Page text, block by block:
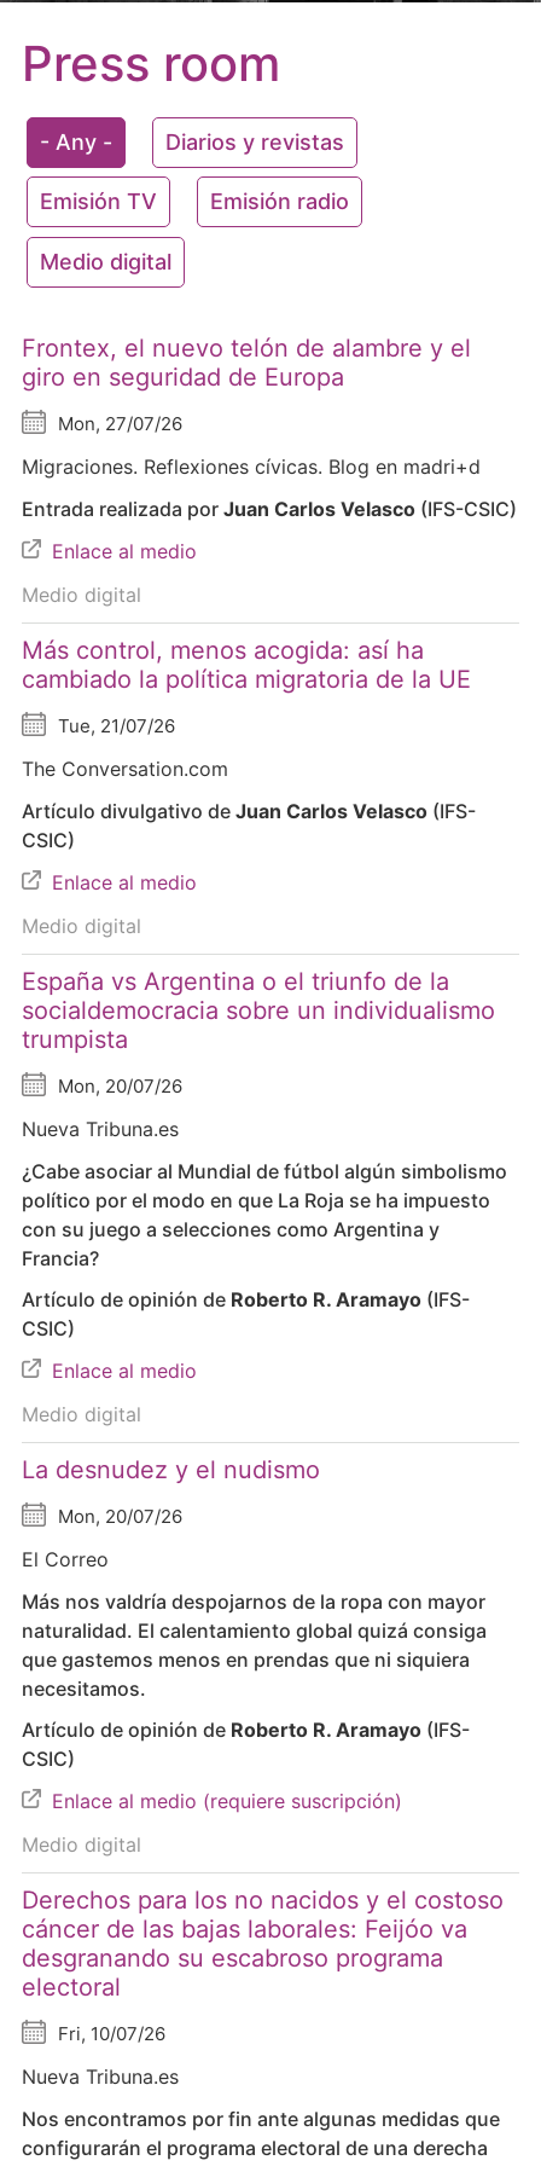
Press room
- Any - Diarios y revistas
Emisión TV Emisión radio
Medio digital
Frontex, el nuevo telón de alambre y el
giro en seguridad de Europa
Mon, 27/07/26
Migraciones. Reflexiones cívicas. Blog en madri+d
Entrada realizada por Juan Carlos Velasco(IFS-CSIC)
Enlace al medio
Medio digital
Más control, menos acogida: así ha
cambiado la política migratoria de la UE
Tue, 21/07/26
The Conversation.com
Artículo divulgativo de Juan Carlos Velasco(IFS-
CSIC)
Enlace al medio
Medio digital
España vs Argentina o el triunfo de la
socialdemocracia sobre un individualismo
trumpista
Mon, 20/07/26
Nueva Tribuna.es
¿Cabe asociar al Mundial de fútbol algún simbolismo
político por el modo en que La Roja se ha impuesto
con su juego a selecciones como Argentina y
Francia?
Artículo de opinión de Roberto R. Aramayo(IFS-
CSIC)
Enlace al medio
Medio digital
La desnudez y el nudismo
Mon, 20/07/26
El Correo
Más nos valdría despojarnos de la ropa con mayor
naturalidad. El calentamiento global quizá consiga
que gastemos menos en prendas que ni siquiera
necesitamos.
Artículo de opinión de Roberto R. Aramayo(IFS-
CSIC)
Enlace al medio (requiere suscripción)
Medio digital
Derechos para los no nacidos y el costoso
cáncer de las bajas laborales: Feijóo va
desgranando su escabroso programa
electoral
Fri, 10/07/26
Nueva Tribuna.es
Nos encontramos por fin ante algunas medidas que
configurarán el programa electoral de una derecha